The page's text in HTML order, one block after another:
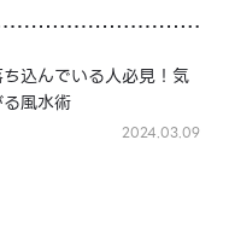
ち込んでいる人必見！気
風水術
2024.03.09